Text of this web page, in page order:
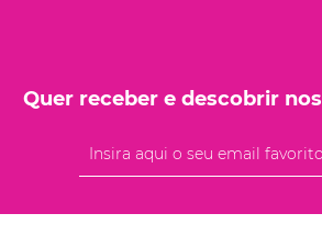
Quer receber e descobrir